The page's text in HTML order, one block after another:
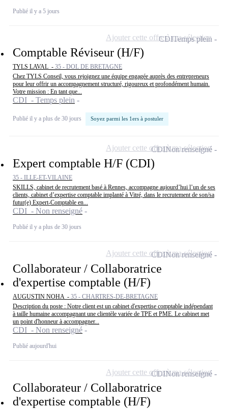
Publié il y a 5 jours
Comptable Réviseur (H/F)
TYLS LAVAL - 35 - DOL DE BRETAGNE
Chez TYLS Conseil, vous rejoignez une équipe engagée auprès des entrepreneurs
pour leur offrir un accompagnement structuré, rigoureux et profondément humain.
Votre mission : En tant que...
CDI - Temps plein
Publié il y a plus de 30 jours Soyez parmi les 1ers à postuler
CDITemps plein
Ajouter cette offre à ma sélection
Expert comptable H/F (CDI)
35 - ILLE-ET-VILAINE
SKILLS, cabinet de recrutement basé à Rennes, accompagne aujourd’hui l’un de ses
clients, cabinet d’expertise comptable implanté à Vitré, dans le recrutement de son/sa
futur(e) Expert-Comptable en...
CDI - Non renseigné
Publié il y a plus de 30 jours
CDINon renseigné
Ajouter cette offre à ma sélection
Collaborateur / Collaboratrice
d'expertise comptable (H/F)
AUGUSTIN NOHA - 35 - CHARTRES-DE-BRETAGNE
Description du poste : Notre client est un cabinet d'expertise comptable indépendant
à taille humaine accompagnant une clientèle variée de TPE et PME. Le cabinet met
un point d'honneur à accompagner...
CDI - Non renseigné
Publié aujourd'hui
CDINon renseigné
Ajouter cette offre à ma sélection
Collaborateur / Collaboratrice
d'expertise comptable (H/F)
CDINon renseigné
Ajouter cette offre à ma sélection